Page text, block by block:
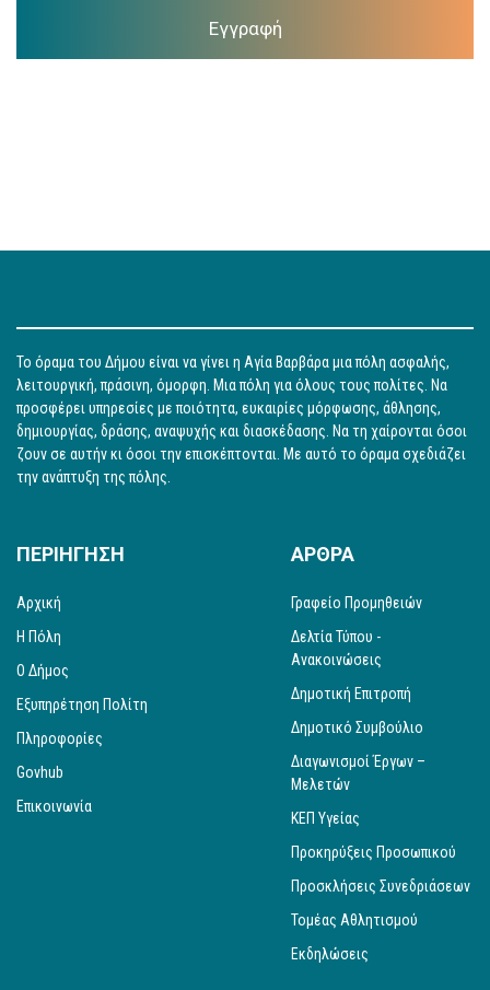
Εγγραφή
Το όραμα του Δήμου είναι να γίνει η Αγία Βαρβάρα μια πόλη ασφαλής,
λειτουργική, πράσινη, όμορφη. Μια πόλη για όλους τους πολίτες. Να
προσφέρει υπηρεσίες με ποιότητα, ευκαιρίες μόρφωσης, άθλησης,
δημιουργίας, δράσης, αναψυχής και διασκέδασης. Να τη χαίρονται όσοι
ζουν σε αυτήν κι όσοι την επισκέπτονται. Με αυτό το όραμα σχεδιάζει
την ανάπτυξη της πόλης.
ΠΕΡΙΗΓΗΣΗ
Αρχική
Η Πόλη
Ο Δήμος
Εξυπηρέτηση Πολίτη
Πληροφορίες
Govhub
Επικοινωνία
ΑΡΘΡΑ
Γραφείο Προμηθειών
Δελτία Τύπου -
Ανακοινώσεις
Δημοτική Επιτροπή
Δημοτικό Συμβούλιο
Διαγωνισμοί Έργων –
Μελετών
ΚΕΠ Υγείας
Προκηρύξεις Προσωπικού
Προσκλήσεις Συνεδριάσεων
Τομέας Αθλητισμού
Εκδηλώσεις